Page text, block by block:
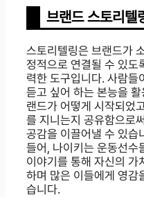
브랜드 스토리텔
스토리텔링은 브랜드가
정적으로 연결될 수 있도
력한 도구입니다. 사람들
듣고 싶어 하는 본능을 활
랜드가 어떻게 시작되었
를 지니는지 공유함으로
공감을 이끌어낼 수 있습
들어, 나이키는 운동선수
이야기를 통해 자신의 가
하며 많은 이들에게 영감
습니다.